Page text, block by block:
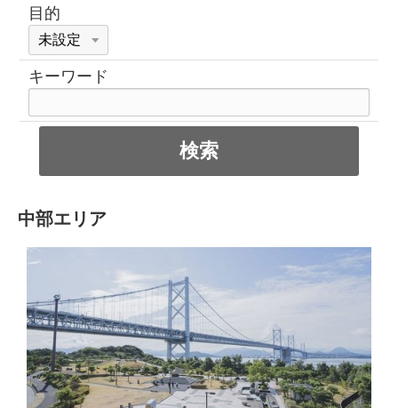
目的
キーワード
中部エリア